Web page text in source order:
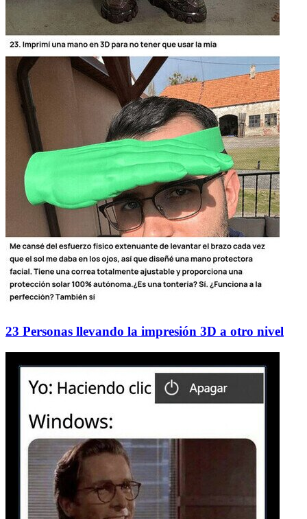
23 Personas llevando la impresión 3D a otro nivel